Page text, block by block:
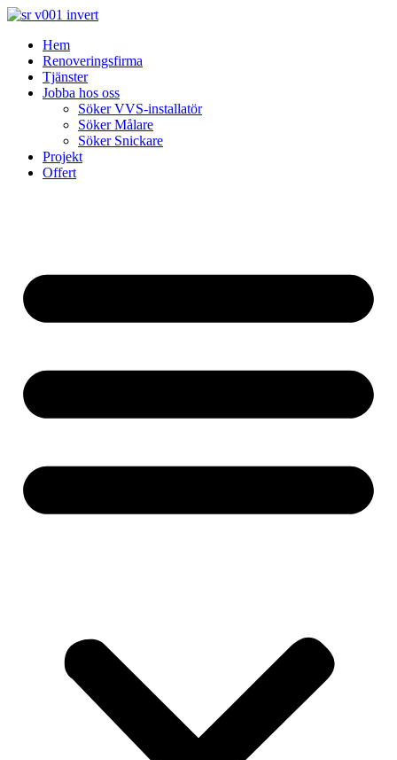
Skip
contentHem
Renoveringsfirma
Tjänster
Jobba hos oss
Söker VVS-installatör
Söker Målare
Söker Snickare
Projekt
Offert